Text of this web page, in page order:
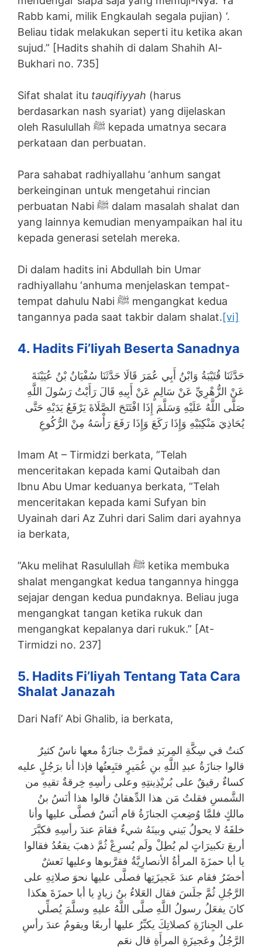
Rabb kami, milik Engkaulah segala pujian) ‘.
Beliau tidak melakukan seperti itu ketika akan
sujud.” [Hadits shahih di dalam Shahih Al-
Bukhari no. 735]
Sifat shalat itu tauqifiyyah (harus
berdasarkan nash syariat) yang dijelaskan
oleh Rasulullah ﷺ kepada umatnya secara
perkataan dan perbuatan.
Para sahabat radhiyallahu ‘anhum sangat
berkeinginan untuk mengetahui rincian
perbuatan Nabi ﷺ dalam masalah shalat dan
yang lainnya kemudian menyampaikan hal itu
kepada generasi setelah mereka.
Di dalam hadits ini Abdullah bin Umar
radhiyallahu ‘anhuma menjelaskan tempat-
tempat dahulu Nabi ﷺ mengangkat kedua
tangannya pada saat takbir dalam shalat.[vi]
4. Hadits Fi’liyah Beserta Sanadnya
حَدَّثَنَا قُتَيْبَةُ وَابْنُ أَبِي عُمَرَ قَالَا حَدَّثَنَا سُفْيَانُ بْنُ عُيَيْنَةَ
عَنْ الزُّهْرِيِّ عَنْ سَالِمٍ عَنْ أَبِيهِ قَالَ رَأَيْتُ رَسُولَ اللَّهِ
صَلَّى اللَّهُ عَلَيْهِ وَسَلَّمَ إِذَا افْتَتَحَ الصَّلَاةَ يَرْفَعُ يَدَيْهِ حَتَّى
يُحَاذِيَ مَنْكِبَيْهِ وَإِذَا رَكَعَ وَإِذَا رَفَعَ رَأْسَهُ مِنْ الرُّكُوعِ
Imam At – Tirmidzi berkata, ”Telah
menceritakan kepada kami Qutaibah dan
Ibnu Abu Umar keduanya berkata, ”Telah
menceritakan kepada kami Sufyan bin
Uyainah dari Az Zuhri dari Salim dari ayahnya
ia berkata,
”Aku melihat Rasulullah ﷺ ketika membuka
shalat mengangkat kedua tangannya hingga
sejajar dengan kedua pundaknya. Beliau juga
mengangkat tangan ketika rukuk dan
mengangkat kepalanya dari rukuk.” [At-
Tirmidzi no. 237]
5. Hadits Fi’liyah Tentang Tata Cara
Shalat Janazah
Dari Nafi’ Abi Ghalib, ia berkata,
كنتُ في سِكَّةِ المِربَدِ فمرَّتْ جنازَةٌ معها ناسٌ كثيرٌ
قالوا جنازَةُ عبدِ اللَّهِ بنِ عُمَيرٍ فتَبِعتُها فإذا أنا برَجُلٍ عليه
كساءٌ رقيقٌ على بُريْذِينتِهِ وعلى رأسِهِ خِرقةٌ تقيهِ من
الشَّمسِ فقلتُ مَن هذا الدِّهقانُ قالوا هذا أنَسُ بنُ
مالكٍ فلمَّا وُضِعتِ الجنازَةُ قام أنَسٌ فصلَّى عليها وأنا
خلفَهُ لا يحولُ بَيني وبينَهُ شيءٌ فقامَ عندَ رأسِهِ فكبَّرَ
أربعَ تكبيرَاتٍ لم يُطِلْ ولَم يُسرِعْ ثُمَّ ذهبَ يقعُدُ فقالوا
يا أبا حمزَةَ المرأةُ الأنصارِيَّةُ فقرَّبوها وعليها نَعشٌ
أخضَرُ فقام عندَ عَجيزَتِها فصلَّى عليها نحوَ صلاتِهِ على
الرَّجُلِ ثُمَّ جلَسَ فقال العَلاءُ بنُ زيادٍ يا أبا حمزَةَ هكذا
كانَ يفعَلُ رسولُ اللَّهِ صلَّى اللَّهُ عليهِ وسلَّمَ يُصلِّي
على الجِنازَةِ كصلاتِكَ يكبِّرُ عليها أربعًا ويقومُ عندَ رأسِ
الرَّجُلُ وعَجيزَةِ المرأَةِ قال نعَم